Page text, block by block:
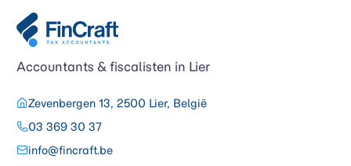
Accountants & fiscalisten in Lier
Zevenbergen 13, 2500 Lier, België
03 369 30 37
info@fincraft.be